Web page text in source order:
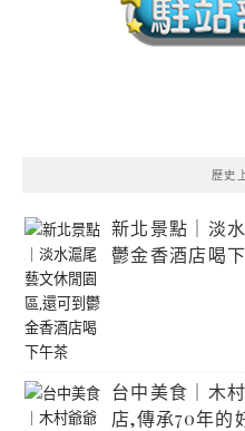
歷史
新北景點｜淡
鬱金香酒店喝
台中美食｜木
店,傳承70年的